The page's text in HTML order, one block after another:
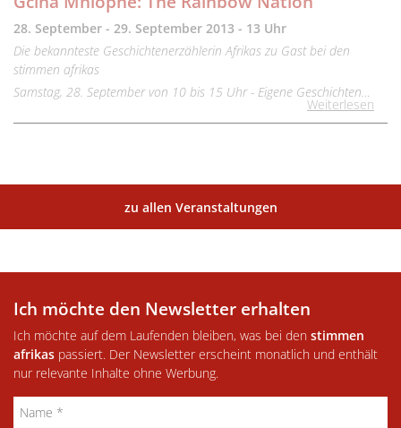
28. September - 29. September 2013 - 13 Uhr
Die bekannteste Geschichtenerzählerin Afrikas zu Gast bei den
stimmen afrikas
Samstag, 28. September von 10 bis 15 Uhr - Eigene Geschichten…
Weiterlesen
zu allen Veranstaltungen
Ich möchte den Newsletter erhalten
Ich möchte auf dem Laufenden bleiben, was bei den stimmen
afrikas passiert. Der Newsletter erscheint monatlich und enthält
nur relevante Inhalte ohne Werbung.